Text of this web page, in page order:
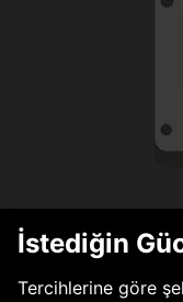
İstediğin
Tercihlerine göre